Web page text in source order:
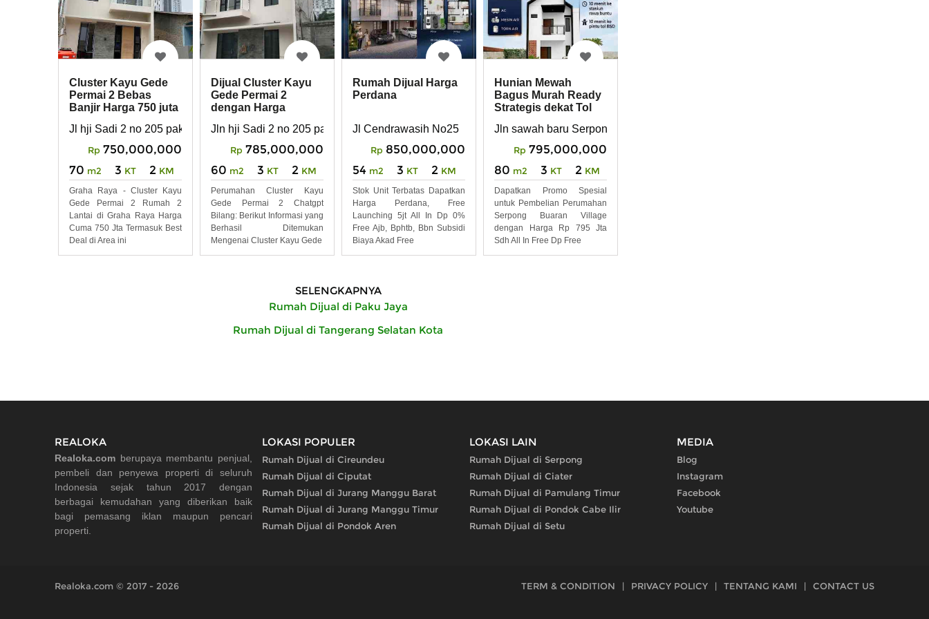
Cluster Kayu Gede
Permai 2 Bebas
Banjir Harga 750 juta
Jl hji Sadi 2 no 205 paku jaya kec Serpong
Rp 750,000,000
70 m2 3 KT 2 KM
Graha Raya - Cluster Kayu
Gede Permai 2 Rumah 2
Lantai di Graha Raya Harga
Cuma 750 Jta Termasuk Best
Deal di Area ini
Dijual Cluster Kayu
Gede Permai 2
dengan Harga
Jln hji Sadi 2 no 205 paku jaya kec Serpong
Rp 785,000,000
60 m2 3 KT 2 KM
Perumahan Cluster Kayu
Gede Permai 2 Chatgpt
Bilang: Berikut Informasi yang
Berhasil Ditemukan
Mengenai Cluster Kayu Gede
Rumah Dijual Harga
Perdana
Jl Cendrawasih No25
Rp 850,000,000
54 m2 3 KT 2 KM
Stok Unit Terbatas Dapatkan
Harga Perdana, Free
Launching 5jt All In Dp 0%
Free Ajb, Bphtb, Bbn Subsidi
Biaya Akad Free
Hunian Mewah
Bagus Murah Ready
Strategis dekat Tol
Jln sawah baru Serpong Tangerang
Rp 795,000,000
80 m2 3 KT 2 KM
Dapatkan Promo Spesial
untuk Pembelian Perumahan
Serpong Buaran Village
dengan Harga Rp 795 Jta
Sdh All In Free Dp Free
SELENGKAPNYA
Rumah Dijual di Paku Jaya
Rumah Dijual di Tangerang Selatan Kota
REALOKA
Realoka.com berupaya membantu penjual,
pembeli dan penyewa properti di seluruh
Indonesia sejak tahun 2017 dengan
berbagai kemudahan yang diberikan baik
bagi pemasang iklan maupun pencari
properti.
LOKASI POPULER
Rumah Dijual di Cireundeu
Rumah Dijual di Ciputat
Rumah Dijual di Jurang Manggu Barat
Rumah Dijual di Jurang Manggu Timur
Rumah Dijual di Pondok Aren
LOKASI LAIN
Rumah Dijual di Serpong
Rumah Dijual di Ciater
Rumah Dijual di Pamulang Timur
Rumah Dijual di Pondok Cabe Ilir
Rumah Dijual di Setu
MEDIA
Blog
Instagram
Facebook
Youtube
Realoka.com © 2017 - 2026 TERM & CONDITION | PRIVACY POLICY | TENTANG KAMI | CONTACT US